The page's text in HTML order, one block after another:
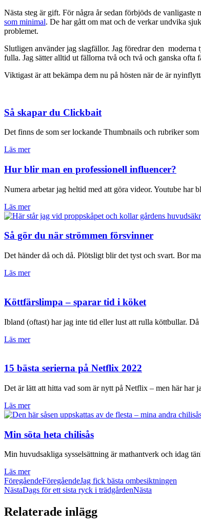
Nästa steg är gift. För några år sedan förbjöds de
som minimal. De har gått om mat och de verkar undvika
problemet.
Slutligen använder jag slagfällor. Jag föredrar den
fulla. Jag sätter alltid ut fällorna två och två och ganska ofta
Viktigast är att bekämpa dem nu på hösten när de är
Så skapar du Clickbait
Det finns de som ser lockande Thumbnails och rubriker
Läs mer
Hur blir man en professionell influencer?
Numera arbetar jag heltid med att göra videor. Youtube har
Läs mer
Så gör du när strömmen försvinner
Det händer då och då. Plötsligt blir det tyst och svart. Bor
Läs mer
Köttfärslimpa – sparar tid i köket
Ibland (oftast) har jag inte tid eller lust att rulla köttbullar.
Läs mer
15 bästa serierna på Netflix 2022
Det är lätt att hitta vad som är nytt på Netflix – men här har
Läs mer
Min söta heta chilisås
Min huvudsakliga sysselsättning är mathantverk och idag
Läs mer
FöregåendeFöregåendeJag fick bästa ombesiktningen
NästaDags för ett sista ryck i trädgårdenNästa
Relaterade inlägg